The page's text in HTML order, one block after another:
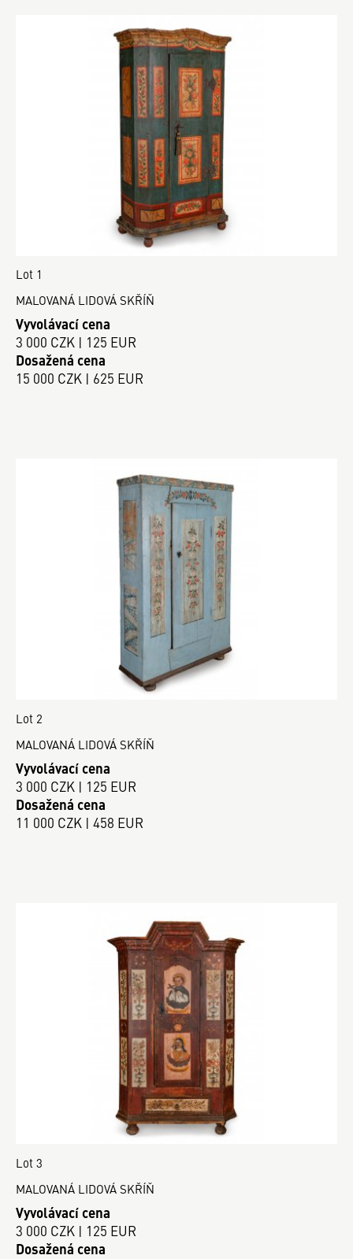
Lot 1
MALOVANÁ LIDOVÁ SKŘÍŇ
Vyvolávací cena
3 000 CZK | 125 EUR
Dosažená cena
15 000 CZK | 625 EUR
Lot 2
MALOVANÁ LIDOVÁ SKŘÍŇ
Vyvolávací cena
3 000 CZK | 125 EUR
Dosažená cena
11 000 CZK | 458 EUR
Lot 3
MALOVANÁ LIDOVÁ SKŘÍŇ
Vyvolávací cena
3 000 CZK | 125 EUR
Dosažená cena